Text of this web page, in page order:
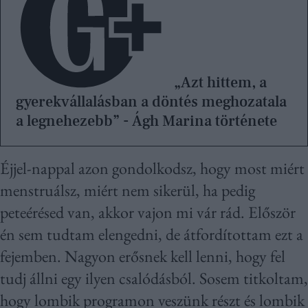
gyerekvállalásban a döntés meghozatala
a legnehezebb” - Ágh Marina története
Éjjel-nappal azon gondolkodsz, hogy most miért
menstruálsz, miért nem sikerül, ha pedig
peteérésed van, akkor vajon mi vár rád. Először
én sem tudtam elengedni, de átfordítottam ezt a
fejemben. Nagyon erősnek kell lenni, hogy fel
tudj állni egy ilyen csalódásból. Sosem titkoltam,
hogy lombik programon veszünk részt és lombik